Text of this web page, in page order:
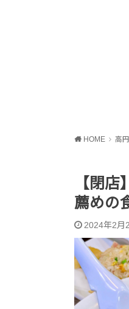
HOME 高
【閉
薦めの
2024年2月